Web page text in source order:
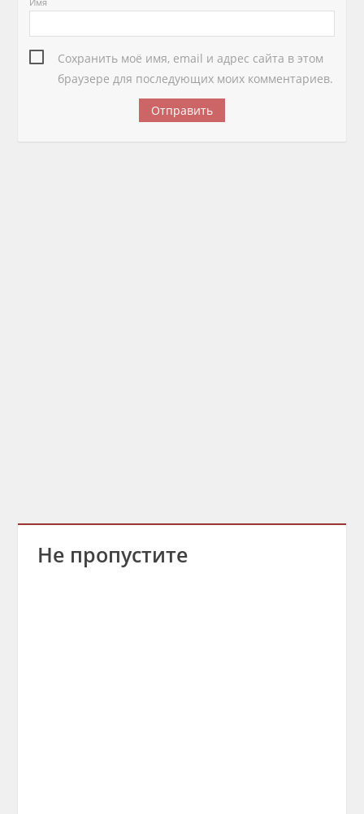
Сохранить моё имя, email и адрес сайта в этом
браузере для последующих моих комментариев.
Не пропустите